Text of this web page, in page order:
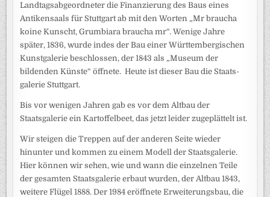
Landtagsabgeordneter die Finanzierung des Baus eines
Antikensaals für Stuttgart ab mit den Worten „Mr braucha
koine Kunscht, Grumbiara braucha mr“. Wenige Jahre
später, 1836, wurde indes der Bau einer Württem­bergischen
Kunstgalerie be­schlossen, der 1843 als „Museum der
bildenden Künste“ öffnete. Heute ist dieser Bau die Staats­
galerie Stuttgart.
Bis vor wenigen Jahren gab es vor dem Altbau der
Staatsgalerie ein Kartoffelbeet, das jetzt leider zugeplättelt ist.
Wir steigen die Treppen auf der anderen Seite wieder
hinunter und kommen zu einem Modell der Staatsgalerie.
Hier können wir sehen, wie und wann die einzelnen Teile
der gesamten Staatsgalerie erbaut wurden, der Altbau 1843,
weitere Flügel 1888. Der 1984 eröffnete Erweiterungsbau, die